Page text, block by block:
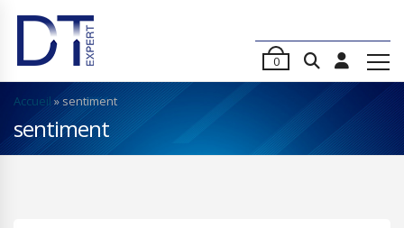
0
Accueil »sentiment
sentiment